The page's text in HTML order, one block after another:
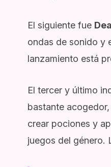
El siguiente fue
ondas de sonido y
lanzamiento está
El tercer y último
bastante
crear pociones y
juegos del género.